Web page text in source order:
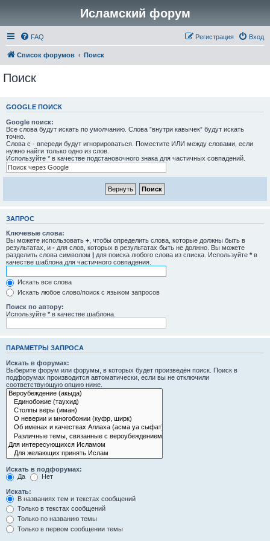
Исламский форум
FAQ Вход
Регистрация
Список форумов Поиск
Поиск
GOOGLE ПОИСК
Google поиск:
Все слова будут искать по умолчанию. Слова ”внутри кавычек” будут искать
точно.
Слова с - впереди будут игнорироваться. Поместите ИЛИ между словами, если
нужно найти только одно из слов.
Используйте * в качестве подстановочного знака для частичных совпадений.
ЗАПРОС
Ключевые слова:
Вы можете использовать + , чтобы определить слова, которые должны быть в
результатах, и - для слов, которых в результатах быть не должно. Вы можете
разделить слова символом | для поиска любого слова из списка. Используйте * в
качестве шаблона для частичного совпадения.
Искать все слова
Искать любое слово/поиск с языком запросов
Поиск по автору:
Используйте * в качестве шаблона.
ПАРАМЕТРЫ ЗАПРОСА
Искать в форумах:
Выберите форум или форумы, в которых будет произведён поиск. Поиск в
подфорумах производится автоматически, если вы не отключили
соответствующую опцию ниже.
Искать в подфорумах:
Да
Нет
Искать:
В названиях тем и текстах сообщений
Только в текстах сообщений
Только по названию темы
Только в первом сообщении темы